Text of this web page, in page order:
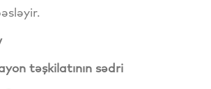
təşkilatının sədri